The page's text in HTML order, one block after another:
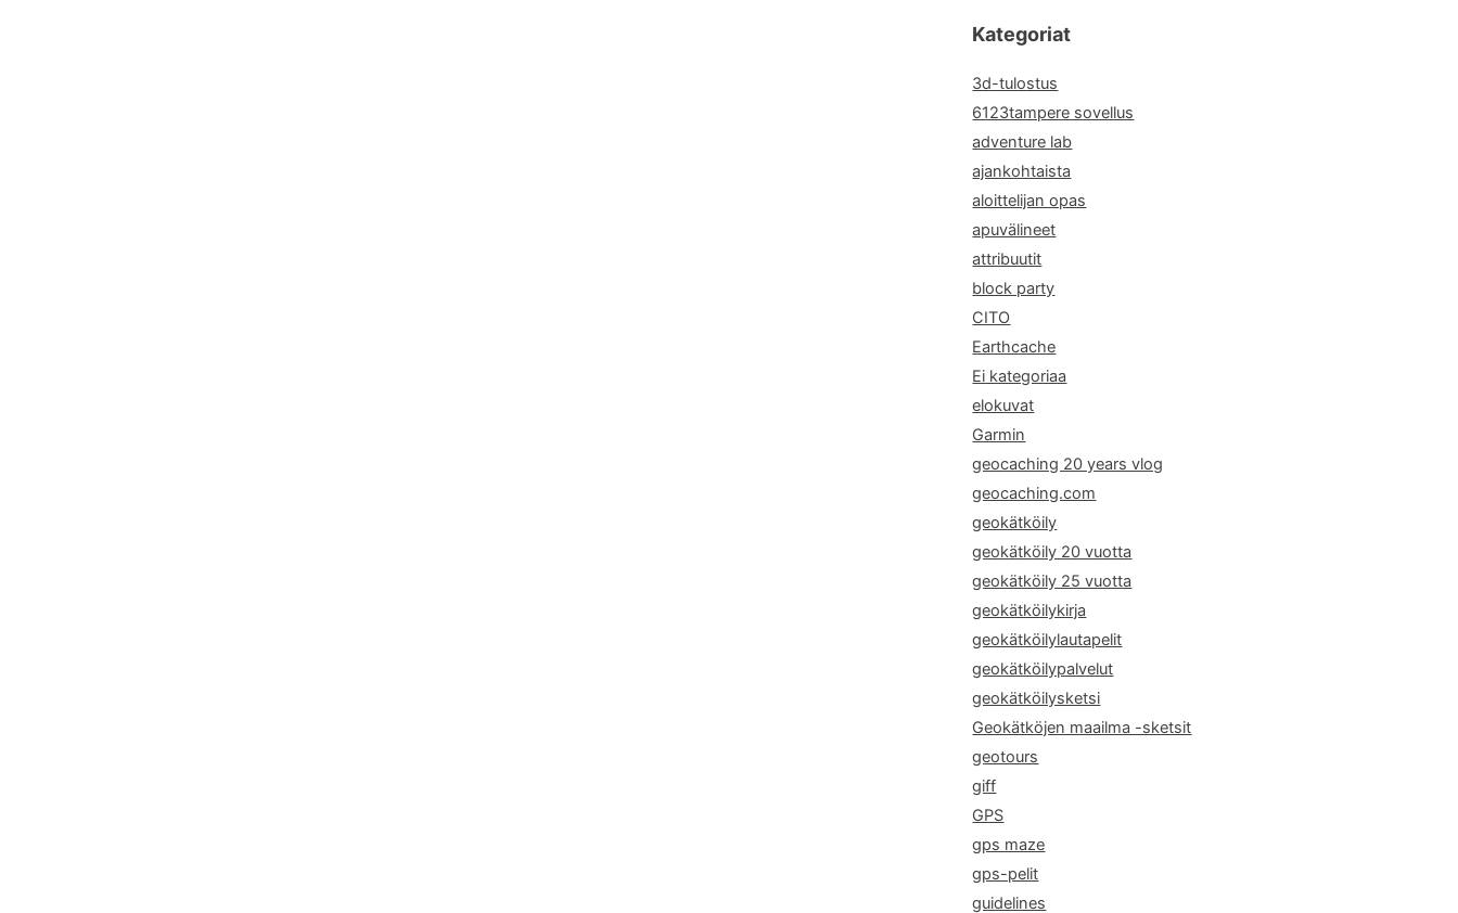
Kategoriat
3d-tulostus
6123tampere sovellus
adventure lab
ajankohtaista
aloittelijan opas
apuvälineet
attribuutit
block party
CITO
Earthcache
Ei kategoriaa
elokuvat
Garmin
geocaching 20 years vlog
geocaching.com
geokätköily
geokätköily 20 vuotta
geokätköily 25 vuotta
geokätköilykirja
geokätköilylautapelit
geokätköilypalvelut
geokätköilysketsi
Geokätköjen maailma -sketsit
geotours
giff
GPS
gps maze
gps-pelit
guidelines